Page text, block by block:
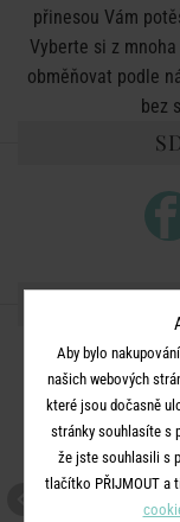
přinesou Vám
Vyberte si z
obměňovat podle
bez
Aby bylo
našich webových
které jsou dočasně
stránky souhlasíte s
že jste souhlasili s
tlačítko PŘIJMOUT a